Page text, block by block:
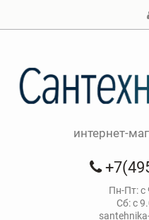
интернет-
Пн-Пт: с
Сб: с